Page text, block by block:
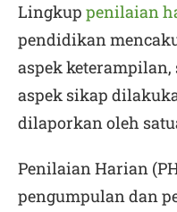
Lingkup penilaian
pendidikan
aspek
aspek sikap
dilaporkan oleh
Penilaian Harian
pengumpulan dan